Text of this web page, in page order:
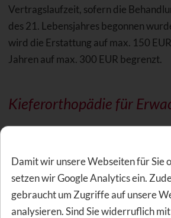
Vertragslaufzeit, sofern die
des 21. Lebensjahres begonnen
wird die Erstattung auf max. 150
Jahren auf max. 300 EUR begrenzt.
Kieferorthopädie für
Sonstige Leistungen
Zahn 100 + Zahn VB
Damit wir unsere Webseiten für Sie
setzen wir Google Analytics ein.
gebraucht um Zugriffe auf unsere
analysieren. Sind Sie widerruflich